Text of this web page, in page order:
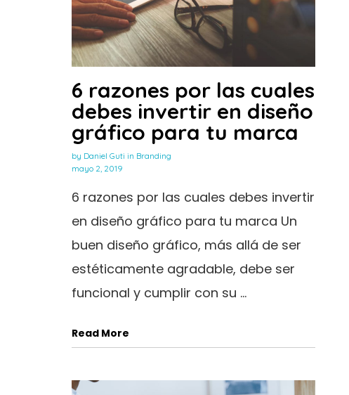
6 razones por las cuales
debes invertir en diseño
gráfico para tu marca
by Daniel Guti in Branding
mayo 2, 2019
6 razones por las cuales debes invertir
en diseño gráfico para tu marca Un
buen diseño gráfico, más allá de ser
estéticamente agradable, debe ser
funcional y cumplir con su ...
Read More